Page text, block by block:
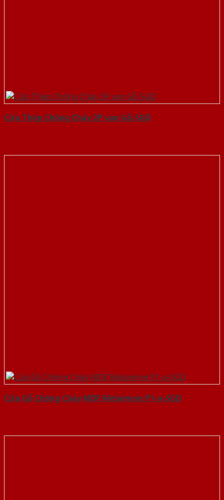
Cửa Thép Chống Cháy 2P van Gỗ-SGD
Cửa Gỗ Chống Cháy MDF Melamine P1-a-SGD